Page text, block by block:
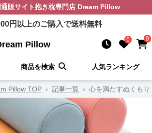
販サイト抱き枕専門店 Dream Pillow
円以上のご購入で送料無料
Pillow 0 0
商品を検索 人気ランキング
Pillow TOP › 記事一覧 › 心を満たすぬくも